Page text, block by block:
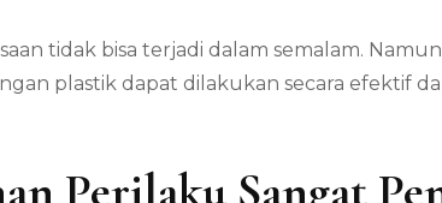
tidak bisa terjadi dalam semalam.
plastik dapat dilakukan secara efektif
Perilaku Sangat